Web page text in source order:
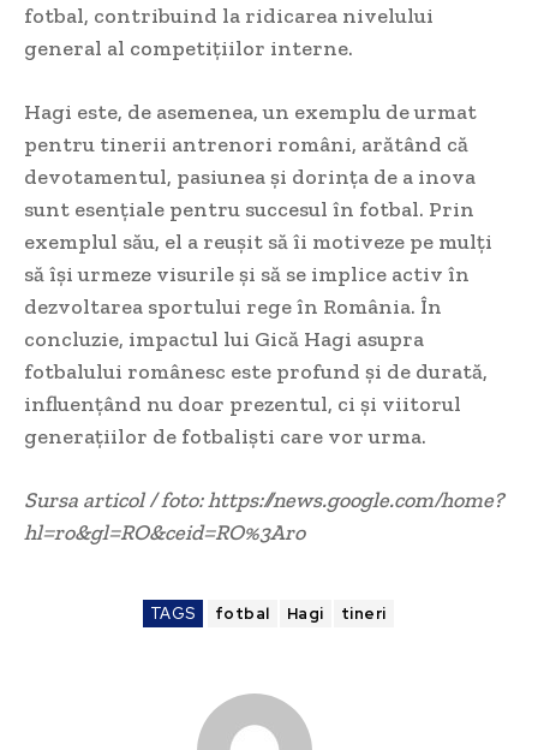
fotbal, contribuind la ridicarea nivelului
general al competițiilor interne.
Hagi este, de asemenea, un exemplu de urmat
pentru tinerii antrenori români, arătând că
devotamentul, pasiunea și dorința de a inova
sunt esențiale pentru succesul în fotbal. Prin
exemplul său, el a reușit să îi motiveze pe mulți
să își urmeze visurile și să se implice activ în
dezvoltarea sportului rege în România. În
concluzie, impactul lui Gică Hagi asupra
fotbalului românesc este profund și de durată,
influențând nu doar prezentul, ci și viitorul
generațiilor de fotbaliști care vor urma.
Sursa articol / foto: https://news.google.com/home?
hl=ro&gl=RO&ceid=RO%3Aro
TAGS fotbal Hagi tineri